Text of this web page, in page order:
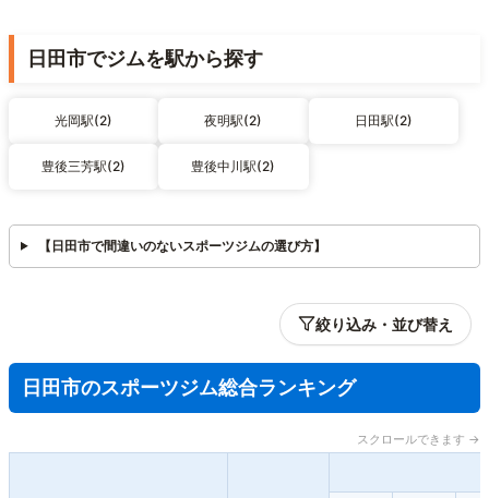
日田市でジムを駅から探す
光岡駅(2) 夜明駅(2) 日田駅(2)
豊後三芳駅(2) 豊後中川駅(2)
【日田市で間違いのないスポーツジムの選び方】
絞り込み・並び替え
日田市のスポーツジム総合ランキング
スクロールできます →